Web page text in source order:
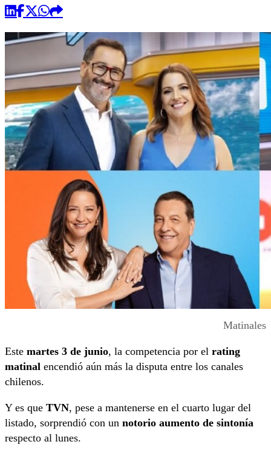
Matinales
Este martes 3 de junio, la competencia por el rating
matinal encendió aún más la disputa entre los canales
chilenos.
Y es que TVN, pese a mantenerse en el cuarto lugar del
listado, sorprendió con un notorio aumento de sintonía
respecto al lunes.